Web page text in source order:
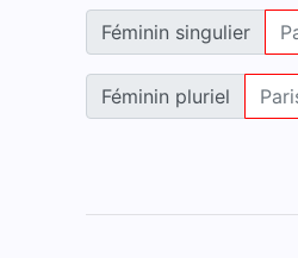
Féminin singulier
Féminin pluriel